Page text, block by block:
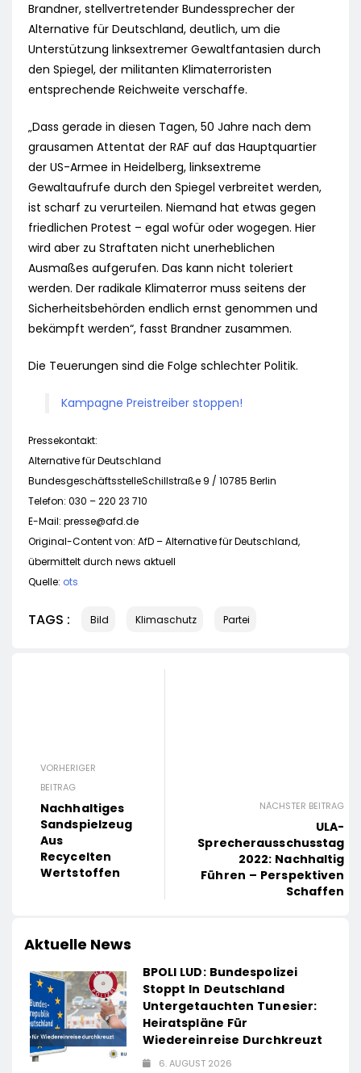
Brandner, stellvertretender Bundessprecher der
Alternative für Deutschland, deutlich, um die
Unterstützung linksextremer Gewaltfantasien durch
den Spiegel, der militanten Klimaterroristen
entsprechende Reichweite verschaffe.
„Dass gerade in diesen Tagen, 50 Jahre nach dem
grausamen Attentat der RAF auf das Hauptquartier
der US-Armee in Heidelberg, linksextreme
Gewaltaufrufe durch den Spiegel verbreitet werden,
ist scharf zu verurteilen. Niemand hat etwas gegen
friedlichen Protest – egal wofür oder wogegen. Hier
wird aber zu Straftaten nicht unerheblichen
Ausmaßes aufgerufen. Das kann nicht toleriert
werden. Der radikale Klimaterror muss seitens der
Sicherheitsbehörden endlich ernst genommen und
bekämpft werden“, fasst Brandner zusammen.
Die Teuerungen sind die Folge schlechter Politik.
Kampagne Preistreiber stoppen!
Pressekontakt:
Alternative für Deutschland
BundesgeschäftsstelleSchillstraße 9 / 10785 Berlin
Telefon: 030 – 220 23 710
E-Mail: presse@afd.de
Original-Content von: AfD – Alternative für Deutschland,
übermittelt durch news aktuell
Quelle: ots
TAGS : Bild Klimaschutz Partei
VORHERIGER
BEITRAG
Nachhaltiges
Sandspielzeug
Aus
Recycelten
Wertstoffen
NÄCHSTER BEITRAG
ULA-
Sprecherausschusstag
2022: Nachhaltig
Führen – Perspektiven
Schaffen
Aktuelle News
BPOLI LUD: Bundespolizei
Stoppt In Deutschland
Untergetauchten Tunesier:
Heiratspläne Für
Wiedereinreise Durchkreuzt
6. AUGUST 2026